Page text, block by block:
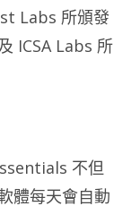
Labs 所頒發
ICSA Labs 所
不但
體每天會自動